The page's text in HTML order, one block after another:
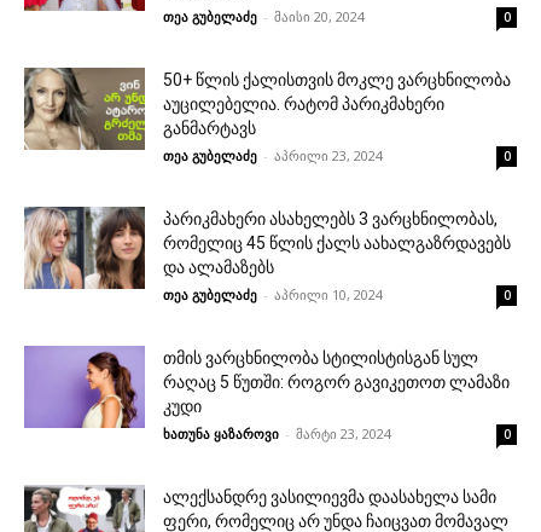
თეა გუბელაძე - მაისი 20, 2024 0
50+ წლის ქალისთვის მოკლე ვარცხნილობა
აუცილებელია. რატომ პარიკმახერი
განმარტავს
თეა გუბელაძე - აპრილი 23, 2024 0
პარიკმახერი ასახელებს 3 ვარცხნილობას,
რომელიც 45 წლის ქალს აახალგაზრდავებს
და ალამაზებს
თეა გუბელაძე - აპრილი 10, 2024 0
თმის ვარცხნილობა სტილისტისგან სულ
რაღაც 5 წუთში: როგორ გავიკეთოთ ლამაზი
კუდი
ხათუნა ყაზაროვი - მარტი 23, 2024 0
ალექსანდრე ვასილიევმა დაასახელა სამი
ფერი, რომელიც არ უნდა ჩაიცვათ მომავალ